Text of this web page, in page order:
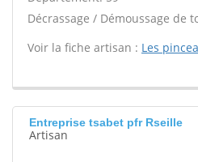
Décrassage / Démoussage de
Voir la fiche artisan : Les
Entreprise tsabet pfr Rseille
Artisan